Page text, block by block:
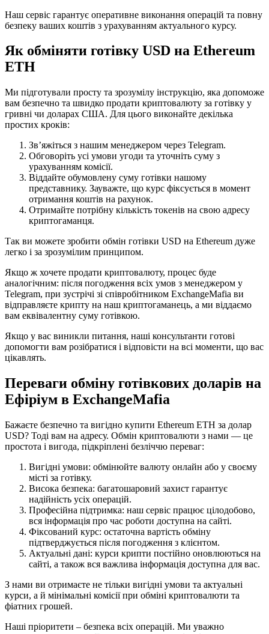
Наш сервіс гарантує оперативне виконання операцій та повну
безпеку ваших коштів з урахуванням актуального курсу.
Як обміняти готівку USD на Ethereum
ETH
Ми підготували просту та зрозумілу інструкцію, яка допоможе
вам безпечно та швидко продати криптовалюту за готівку у
гривні чи доларах США. Для цього виконайте декілька
простих кроків:
Зв’яжіться з нашим менеджером через Telegram.
Обговоріть усі умови угоди та уточніть суму з
урахуванням комісії.
Віддайте обумовлену суму готівки нашому
представнику. Зауважте, що курс фіксується в момент
отримання коштів на рахунок.
Отримайте потрібну кількість токенів на свою адресу
криптогаманця.
Так ви можете зробити обмін готівки USD на Ethereum дуже
легко і за зрозумілим принципом.
Якщо ж хочете продати криптовалюту, процес буде
аналогічним: після погодження всіх умов з менеджером у
Telegram, при зустрічі зі співробітником ExchangeMafia ви
відправляєте крипту на наш криптогаманець, а ми віддаємо
вам еквівалентну суму готівкою.
Якщо у вас виникли питання, наші консультанти готові
допомогти вам розібратися і відповісти на всі моменти, що вас
цікавлять.
Переваги обміну готівкових доларів на
Ефіріум в ExchangeMafia
Бажаєте безпечно та вигідно купити Ethereum ETH за долар
USD? Тоді вам на адресу. Обмін криптовалюти з нами — це
простота і вигода, підкріплені безліччю переваг:
Вигідні умови: обмінюйте валюту онлайн або у своєму
місті за готівку.
Висока безпека: багатошаровий захист гарантує
надійність усіх операцій.
Професійна підтримка: наш сервіс працює цілодобово,
вся інформація про час роботи доступна на сайті.
Фіксований курс: остаточна вартість обміну
підтверджується після погодження з клієнтом.
Актуальні дані: курси крипти постійно оновлюються на
сайті, а також вся важлива інформація доступна для вас.
З нами ви отримаєте не тільки вигідні умови та актуальні
курси, а й мінімальні комісії при обміні криптовалюти та
фіатних грошей.
Наші пріоритети – безпека всіх операцій. Ми уважно